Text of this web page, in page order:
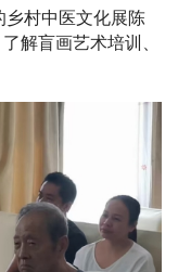
乡村中医文化展陈
解盲画艺术培训、